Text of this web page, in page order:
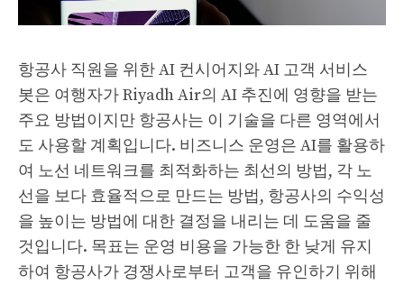
항공사 직원을 위한 AI 컨시어지와 AI 고객 서비스
봇은 여행자가 Riyadh Air의 AI 추진에 영향을 받는
주요 방법이지만 항공사는 이 기술을 다른 영역에서
도 사용할 계획입니다. 비즈니스 운영은 AI를 활용하
여 노선 네트워크를 최적화하는 최선의 방법, 각 노
선을 보다 효율적으로 만드는 방법, 항공사의 수익성
을 높이는 방법에 대한 결정을 내리는 데 도움을 줄
것입니다. 목표는 운영 비용을 가능한 한 낮게 유지
하여 항공사가 경쟁사로부터 고객을 유인하기 위해